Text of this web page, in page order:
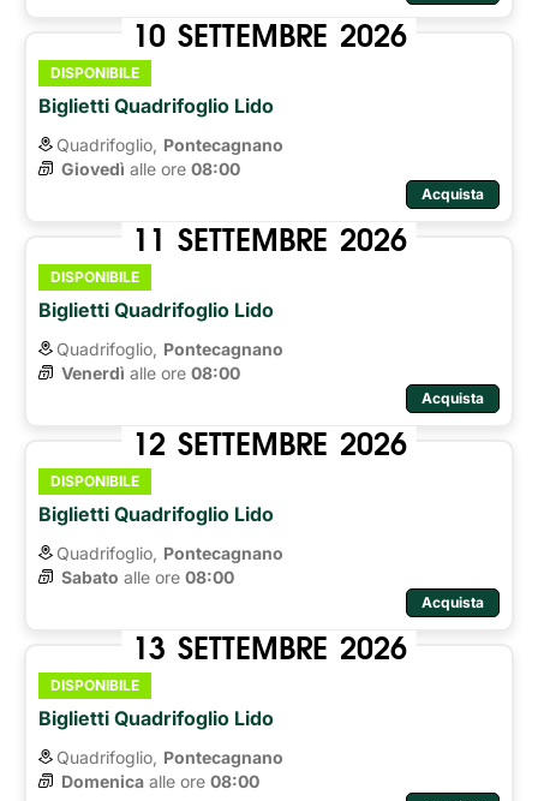
10 SETTEMBRE 2026
DISPONIBILE
Biglietti Quadrifoglio Lido
Quadrifoglio, Pontecagnano
Giovedì alle ore 08:00
Acquista
11 SETTEMBRE 2026
DISPONIBILE
Biglietti Quadrifoglio Lido
Quadrifoglio, Pontecagnano
Venerdì alle ore 08:00
Acquista
12 SETTEMBRE 2026
DISPONIBILE
Biglietti Quadrifoglio Lido
Quadrifoglio, Pontecagnano
Sabato alle ore 08:00
Acquista
13 SETTEMBRE 2026
DISPONIBILE
Biglietti Quadrifoglio Lido
Quadrifoglio, Pontecagnano
Domenica alle ore 08:00